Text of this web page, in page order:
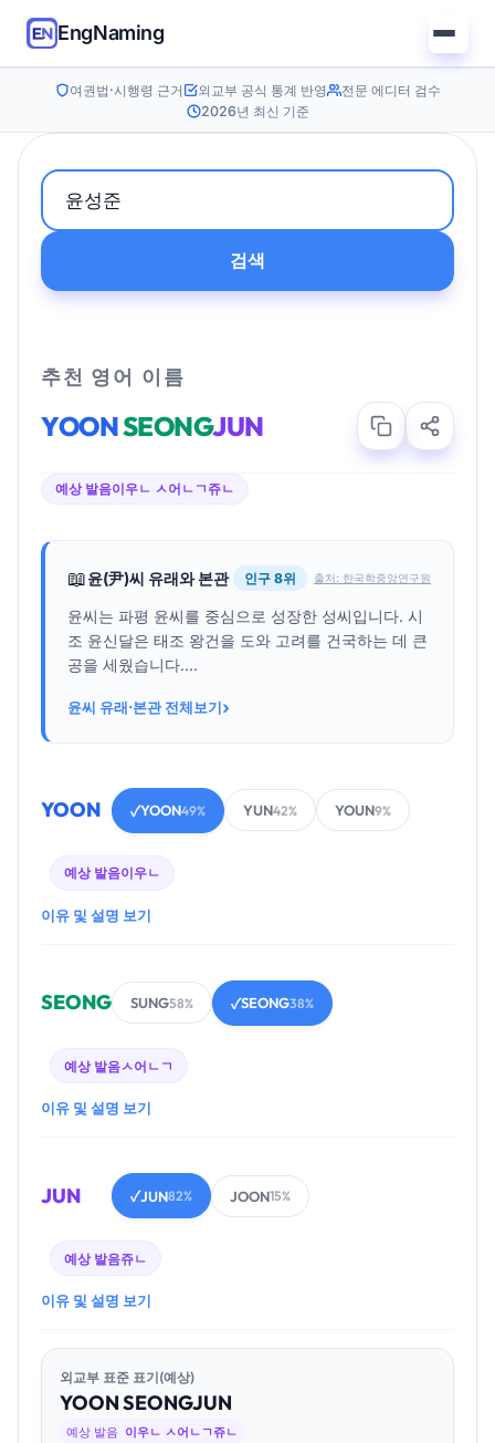
EngNaming
여권법·시행령 근거 외교부 공식 통계 반영
전문 에디터 검수
2026년 최신 기준
검색
추천 영어 이름
YOONSEONGJUN
예상 발음이우ㄴ ㅅ어ㄴㄱ쥬ㄴ
📖윤(尹)씨 유래와 본관 인구 8위 출처: 한국학중앙연구원
윤씨는 파평 윤씨를 중심으로 성장한 성씨입니다. 시
조 윤신달은 태조 왕건을 도와 고려를 건국하는 데 큰
공을 세웠습니다....
윤씨 유래·본관 전체보기›
YOON ✓YOON49% YUN42% YOUN9%
예상 발음이우ㄴ
이유 및 설명 보기
SEONG SUNG58% ✓SEONG38%
예상 발음ㅅ어ㄴㄱ
이유 및 설명 보기
JUN ✓JUN82% JOON15%
예상 발음쥬ㄴ
이유 및 설명 보기
외교부 표준 표기(예상)
YOONSEONGJUN
예상 발음 이우ㄴ ㅅ어ㄴㄱ쥬ㄴ